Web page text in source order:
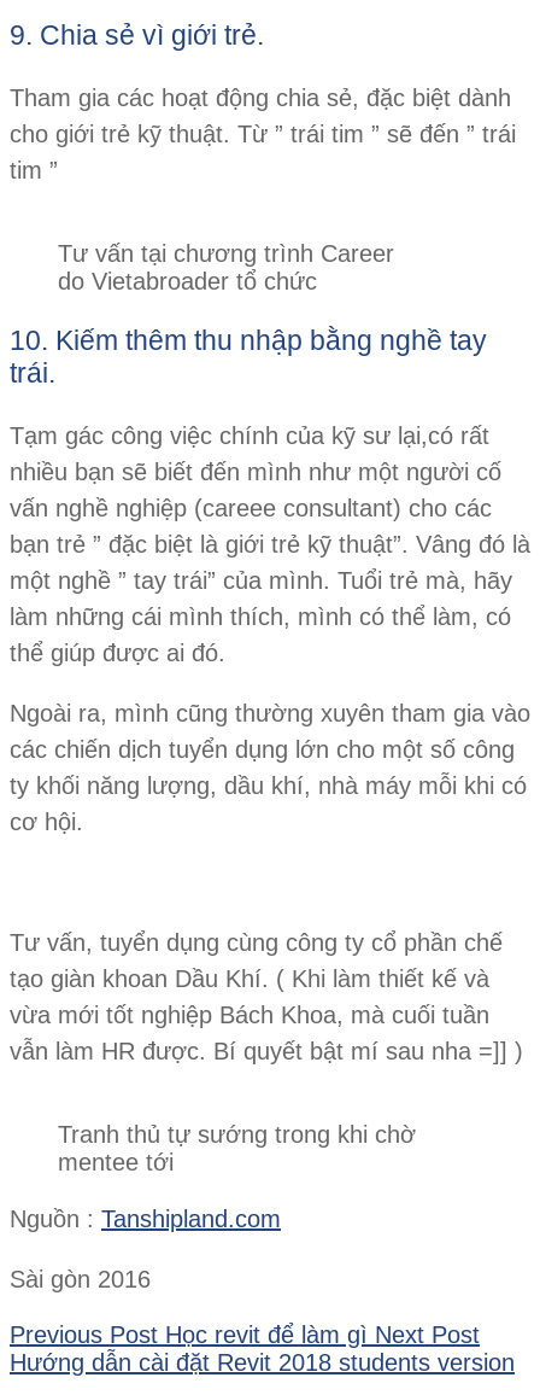
9. Chia sẻ vì giới trẻ.
Tham gia các hoạt động chia sẻ, đặc biệt dành
cho giới trẻ kỹ thuật. Từ ” trái tim ” sẽ đến ” trái
tim ”
Tư vấn tại chương trình Career
do Vietabroader tổ chức
10. Kiếm thêm thu nhập bằng nghề tay
trái.
Tạm gác công việc chính của kỹ sư lại,có rất
nhiều bạn sẽ biết đến mình như một người cố
vấn nghề nghiệp (careee consultant) cho các
bạn trẻ ” đặc biệt là giới trẻ kỹ thuật”. Vâng đó là
một nghề ” tay trái” của mình. Tuổi trẻ mà, hãy
làm những cái mình thích, mình có thể làm, có
thể giúp được ai đó.
Ngoài ra, mình cũng thường xuyên tham gia vào
các chiến dịch tuyển dụng lớn cho một số công
ty khối năng lượng, dầu khí, nhà máy mỗi khi có
cơ hội.
Tư vấn, tuyển dụng cùng công ty cổ phần chế
tạo giàn khoan Dầu Khí. ( Khi làm thiết kế và
vừa mới tốt nghiệp Bách Khoa, mà cuối tuần
vẫn làm HR được. Bí quyết bật mí sau nha =]] )
Tranh thủ tự sướng trong khi chờ
mentee tới
Nguồn : Tanshipland.com
Sài gòn 2016
Previous Post Học revit để làm gì Next Post
Hướng dẫn cài đặt Revit 2018 students version